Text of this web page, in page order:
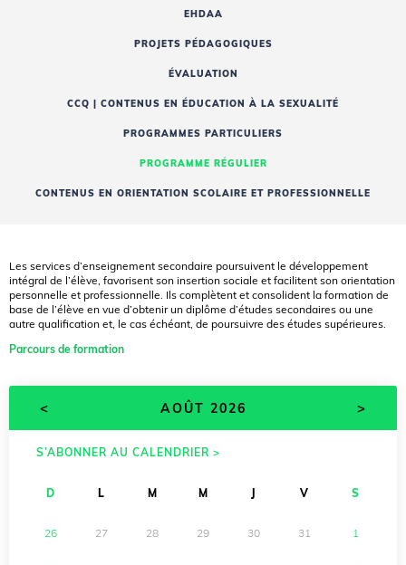
EHDAA
PROJETS PÉDAGOGIQUES
ÉVALUATION
CCQ | CONTENUS EN ÉDUCATION À LA SEXUALITÉ
PROGRAMMES PARTICULIERS
PROGRAMME RÉGULIER
CONTENUS EN ORIENTATION SCOLAIRE ET PROFESSIONNELLE
Les services d’enseignement secondaire poursuivent le développement
intégral de l’élève, favorisent son insertion sociale et facilitent son orientation
personnelle et professionnelle. Ils complètent et consolident la formation de
base de l’élève en vue d’obtenir un diplôme d’études secondaires ou une
autre qualification et, le cas échéant, de poursuivre des études supérieures.
Parcours de formation
< AOÛT 2026 >
S’ABONNER AU CALENDRIER >
D L M M V S
26 27 28 29 30 31 1